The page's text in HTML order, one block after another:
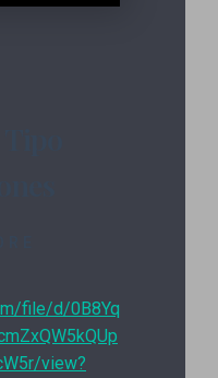
file/d/0B8Yq
view?